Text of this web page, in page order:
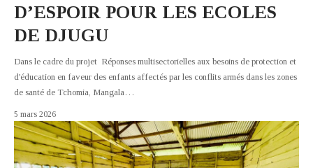
D’ESPOIR POUR LES ECOLES
DE DJUGU
Dans le cadre du projet Réponses multisectorielles aux besoins de protection et
d'éducation en faveur des enfants affectés par les conflits armés dans les zones
de santé de Tchomia, Mangala …
5 mars 2026